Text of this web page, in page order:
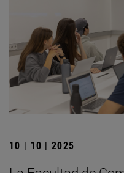
10 | 10 | 2025